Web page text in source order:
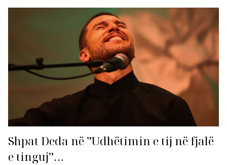
Shpat Deda në ”Udhëtimin e tij në fjalë
e tinguj”…